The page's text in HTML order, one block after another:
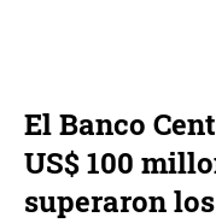
El Banco
US$ 100
superaron